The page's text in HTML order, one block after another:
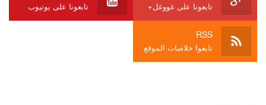
تابعونا على غووغل+ تابعونا على يوتيوب
RSS
تابعوا خلاصات الموقع